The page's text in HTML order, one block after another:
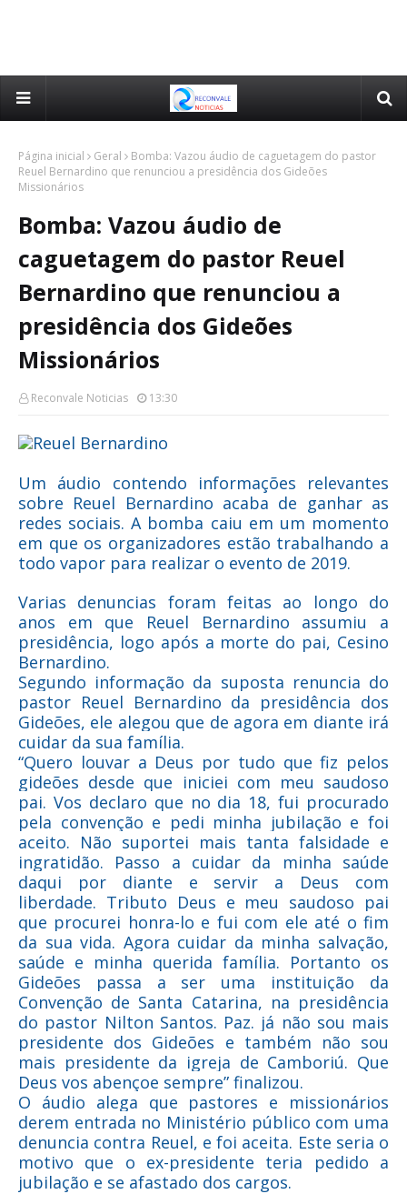
Página inicial Geral
Bomba: Vazou áudio de caguetagem do pastor
Reuel Bernardino que renunciou a presidência dos Gideões
Missionários
Bomba: Vazou áudio de
caguetagem do pastor Reuel
Bernardino que renunciou a
presidência dos Gideões
Missionários
Reconvale Noticias 13:30
Reuel Bernardino
Um áudio contendo informações relevantes
sobre Reuel Bernardino acaba de ganhar as
redes sociais. A bomba caiu em um momento
em que os organizadores estão trabalhando a
todo vapor para realizar o evento de 2019.
Varias denuncias foram feitas ao longo do
anos em que Reuel Bernardino assumiu a
presidência, logo após a morte do pai, Cesino
Bernardino.
Segundo informação da suposta renuncia do
pastor Reuel Bernardino da presidência dos
Gideões, ele alegou que de agora em diante irá
cuidar da sua família.
“Quero louvar a Deus por tudo que fiz pelos
gideões desde que iniciei com meu saudoso
pai. Vos declaro que no dia 18, fui procurado
pela convenção e pedi minha jubilação e foi
aceito. Não suportei mais tanta falsidade e
ingratidão. Passo a cuidar da minha saúde
daqui por diante e servir a Deus com
liberdade. Tributo Deus e meu saudoso pai
que procurei honra-lo e fui com ele até o fim
da sua vida. Agora cuidar da minha salvação,
saúde e minha querida família. Portanto os
Gideões passa a ser uma instituição da
Convenção de Santa Catarina, na presidência
do pastor Nilton Santos. Paz. já não sou mais
presidente dos Gideões e também não sou
mais presidente da igreja de Camboriú. Que
Deus vos abençoe sempre” finalizou.
O áudio alega que pastores e missionários
derem entrada no Ministério público com uma
denuncia contra Reuel, e foi aceita. Este seria o
motivo que o ex-presidente teria pedido a
jubilação e se afastado dos cargos.